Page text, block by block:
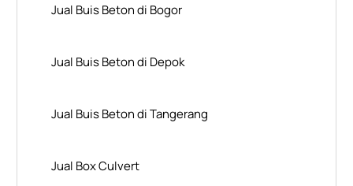
Jual Buis Beton di Bogor
Jual Buis Beton di Depok
Jual Buis Beton di Tangerang
Jual Box Culvert